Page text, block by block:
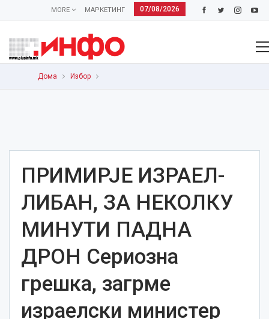
07/08/2026
МАРКЕТИНГ
MORE
Дома Избор
ПРИМИРЈЕ ИЗРАЕЛ-
ЛИБАН, ЗА НЕКОЛКУ
МИНУТИ ПАДНА
ДРОН Сериозна
грешка, загрме
израелски министер